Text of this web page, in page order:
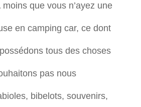
que vous n’ayez une
en camping car, ce dont
tous des choses
pas nous
bibelots, souvenirs,